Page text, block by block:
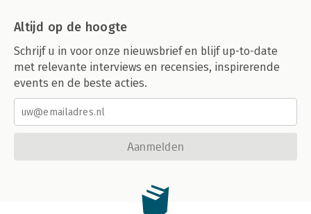
Altijd op de hoogte
Schrijf u in voor onze nieuwsbrief en blijf up-to-date
met relevante interviews en recensies, inspirerende
events en de beste acties.
Aanmelden